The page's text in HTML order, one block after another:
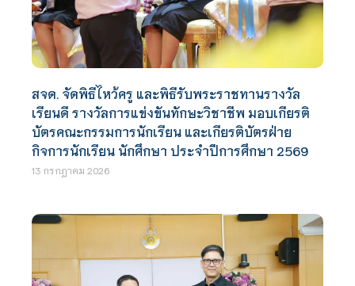
สจด. จัดพิธีไหว้ครู และพิธีรับพระราชทานรางวัล
เรียนดี รางวัลการแข่งขันทักษะวิชาชีพ มอบเกียรติ
บัตรคณะกรรมการนักเรียน และเกียรติบัตรฝ่าย
กิจการนักเรียน นักศึกษา ประจำปีการศึกษา 2569
13 กรกฎาคม 2026